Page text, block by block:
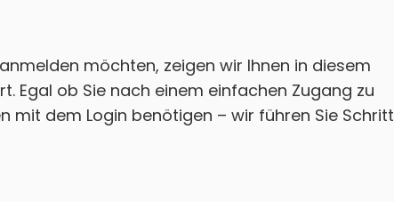
möchten, zeigen wir Ihnen in diesem
Egal ob Sie nach einem einfachen Zugang zu
mit dem Login benötigen – wir führen Sie Schritt